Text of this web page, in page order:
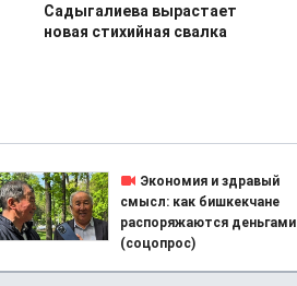
Садыгалиева вырастает
новая стихийная свалка
Экономия и здравый
смысл: как бишкекчане
распоряжаются деньгами
(соцопрос)